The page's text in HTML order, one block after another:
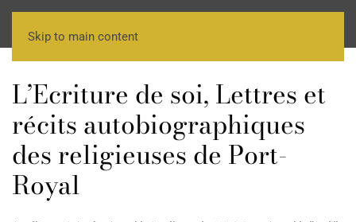
Skip to main content
L’Ecriture de soi, Lettres et
récits autobiographiques
des religieuses de Port-
Royal